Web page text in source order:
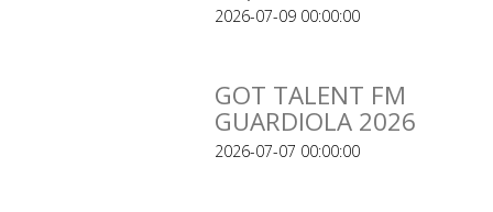
2026-07-09 00:00:00
GOT TALENT FM
GUARDIOLA 2026
2026-07-07 00:00:00